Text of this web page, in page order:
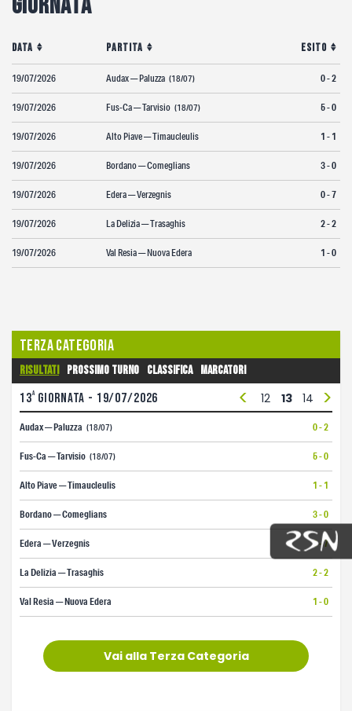
Data Partita Esito
19/07/2026 Audax — Paluzza (18/07) 0 - 2
19/07/2026 Fus-Ca — Tarvisio (18/07) 5 - 0
19/07/2026 Alto Piave — Timaucleulis 1 - 1
19/07/2026 Bordano — Comeglians 3 - 0
19/07/2026 Edera — Verzegnis 0 - 7
19/07/2026 La Delizia — Trasaghis 2 - 2
19/07/2026 Val Resia — Nuova Edera 1 - 0
Terza Categoria
Risultati Prossimo turno Classifica Marcatori
13a giornata - 19/07/2026
1 2 3 4 5 6 11 12 13 14 15
< >
Audax — Paluzza (18/07) 0 - 2
Fus-Ca — Tarvisio (18/07) 5 - 0
Alto Piave — Timaucleulis 1 - 1
Bordano — Comeglians 3 - 0
Edera — Verzegnis 0 - 7
La Delizia — Trasaghis 2 - 2
Val Resia — Nuova Edera 1 - 0
Vai alla Terza Categoria